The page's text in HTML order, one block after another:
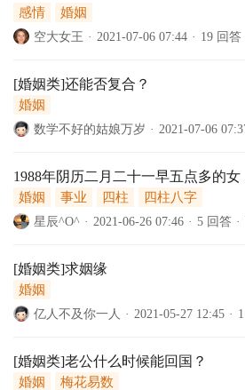
感情 婚姻
空大女王 · 2021-07-06 07:44 · 19 回答
[婚姻类]还能否复合？
婚姻
数学不好的姑娘万岁 · 2021-07-06
1988年阴历二月二十一早五点多的
婚姻 事业 四柱 四柱八字
星辰^O^ · 2021-06-26 07:46 · 5 回答 ·
[婚姻类]求姻缘
婚姻
亿人不及你一人 · 2021-05-27 12:45 ·
[婚姻类]老公什么时候能回国？
婚姻 梅花易数